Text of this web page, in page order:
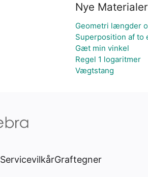
Nye Materialer
Geometri længder
Superposition af
Gæt min vinkel
Regel 1 logaritmer
Vægtstang
ServicevilkårGraftegner